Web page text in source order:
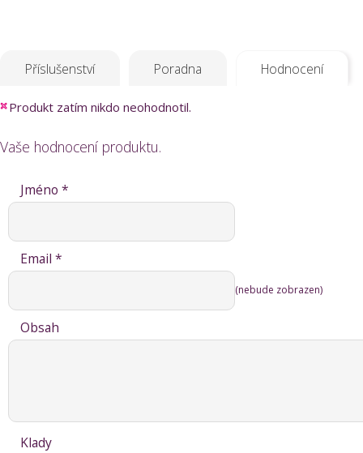
Příslušenství Poradna Hodnocení
Produkt zatím nikdo neohodnotil.
Vaše hodnocení produktu.
Jméno *
Email *
(nebude zobrazen)
Obsah
Klady